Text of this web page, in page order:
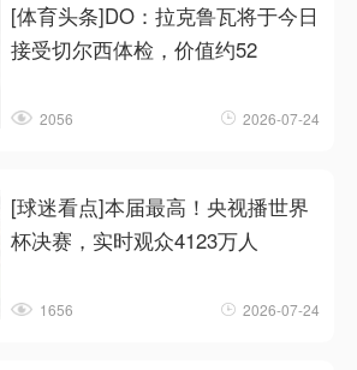
[体育头条]DO：拉克鲁瓦将于今日
接受切尔西体检，价值约52
2056 2026-07-24
[球迷看点]本届最高！央视播世界
杯决赛，实时观众4123万人
1656 2026-07-24